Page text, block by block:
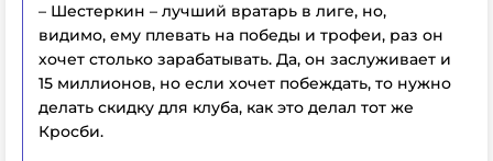
– Шестеркин – лучший вратарь в лиге, но,
видимо, ему плевать на победы и трофеи, раз он
хочет столько зарабатывать. Да, он заслуживает и
15 миллионов, но если хочет побеждать, то нужно
делать скидку для клуба, как это делал тот же
Кросби.